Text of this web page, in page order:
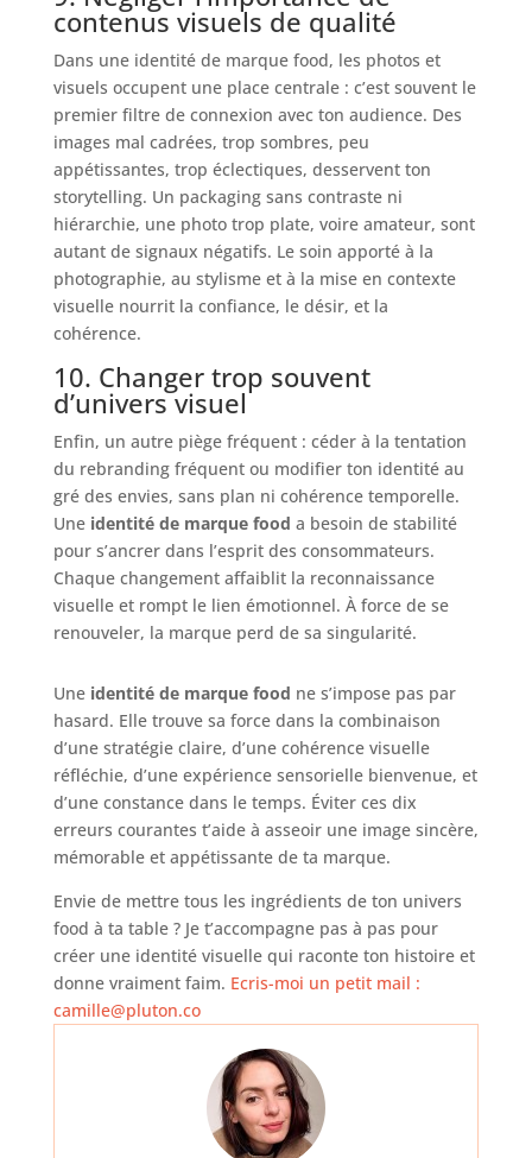
contenus visuels de qualité
Dans une identité de marque food, les photos et
visuels occupent une place centrale : c’est souvent le
premier filtre de connexion avec ton audience. Des
images mal cadrées, trop sombres, peu
appétissantes, trop éclectiques, desservent ton
storytelling. Un packaging sans contraste ni
hiérarchie, une photo trop plate, voire amateur, sont
autant de signaux négatifs. Le soin apporté à la
photographie, au stylisme et à la mise en contexte
visuelle nourrit la confiance, le désir, et la
cohérence.
10. Changer trop souvent
d’univers visuel
Enfin, un autre piège fréquent : céder à la tentation
du rebranding fréquent ou modifier ton identité au
gré des envies, sans plan ni cohérence temporelle.
Une identité de marque food a besoin de stabilité
pour s’ancrer dans l’esprit des consommateurs.
Chaque changement affaiblit la reconnaissance
visuelle et rompt le lien émotionnel. À force de se
renouveler, la marque perd de sa singularité.
Une identité de marque food ne s’impose pas par
hasard. Elle trouve sa force dans la combinaison
d’une stratégie claire, d’une cohérence visuelle
réfléchie, d’une expérience sensorielle bienvenue, et
d’une constance dans le temps. Éviter ces dix
erreurs courantes t’aide à asseoir une image sincère,
mémorable et appétissante de ta marque.
Envie de mettre tous les ingrédients de ton univers
food à ta table ? Je t’accompagne pas à pas pour
créer une identité visuelle qui raconte ton histoire et
donne vraiment faim. Ecris-moi un petit mail :
camille@pluton.co